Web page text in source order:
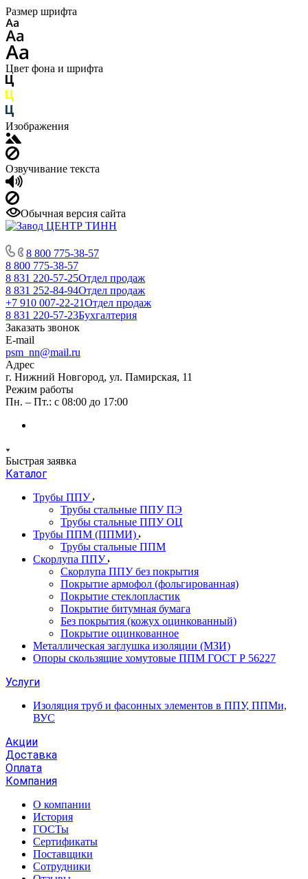
Размер шрифта
Цвет фона и шрифта
Изображения
Озвучивание текста
Обычная версия сайта
8 800 775-38-57
8 800 775-38-57
8 831 220-57-25Отдел продаж
8 831 252-84-94Отдел продаж
+7 910 007-22-21Отдел продаж
8 831 220-57-23Бухгалтерия
Заказать звонок
E-mail
psm_nn@mail.ru
Адрес
г. Нижний Новгород, ул. Памирская, 11
Режим работы
Пн. – Пт.: с 08:00 до 17:00
Быстрая заявка
Каталог
Трубы ППУ
Трубы стальные ППУ ПЭ
Трубы стальные ППУ ОЦ
Трубы ППМ (ППМИ)
Трубы стальные ППМ
Скорлупа ППУ
Скорлупа ППУ без покрытия
Покрытие армофол (фольгированная)
Покрытие стеклопластик
Покрытие битумная бумага
Без покрытия (кожух оцинкованный)
Покрытие оцинкованное
Металлическая заглушка изоляции (МЗИ)
Опоры скользящие хомутовые ППМ ГОСТ Р 56227
Услуги
Изоляция труб и фасонных элементов в ППУ, ППМи,
ВУС
Акции
Доставка
Оплата
Компания
О компании
История
ГОСТы
Сертификаты
Поставщики
Сотрудники